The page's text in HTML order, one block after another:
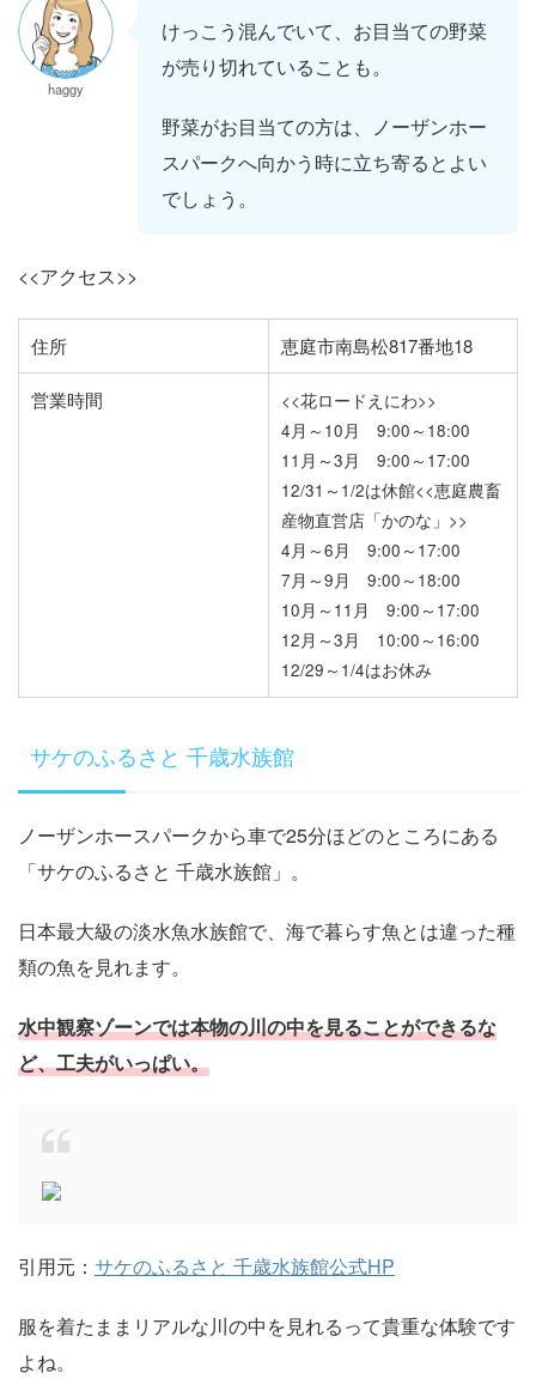
haggy
けっこう混んでいて、お目当ての野菜
が売り切れていることも。
野菜がお目当ての方は、ノーザンホー
スパークへ向かう時に立ち寄るとよい
でしょう。
<<アクセス>>
住所 恵庭市南島松817番地18
営業時間
<<花ロードえにわ>>
4月～10月 9:00～18:00
11月～3月 9:00～17:00
12/31～1/2は休館<<恵庭農畜
産物直営店「かのな」>>
4月～6月 9:00～17:00
7月～9月 9:00～18:00
10月～11月 9:00～17:00
12月～3月 10:00～16:00
12/29～1/4はお休み
サケのふるさと 千歳水族館
ノーザンホースパークから車で25分ほどのところにある
「サケのふるさと 千歳水族館」。
日本最大級の淡水魚水族館で、海で暮らす魚とは違った種
類の魚を見れます。
水中観察ゾーンでは本物の川の中を見ることができるな
ど、工夫がいっぱい。
引用元： サケのふるさと 千歳水族館公式HP
服を着たままリアルな川の中を見れるって貴重な体験です
よね。